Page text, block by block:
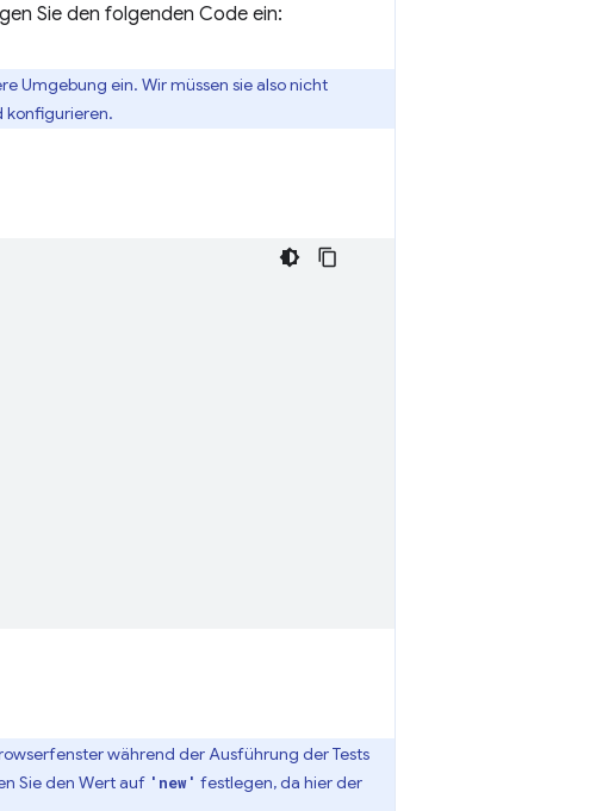
Sie den folgenden Code ein:
Umgebung ein. Wir müssen sie also nicht
konfigurieren.
während der Ausführung der Tests
Sie den Wert auf 'new' festlegen, da hier der